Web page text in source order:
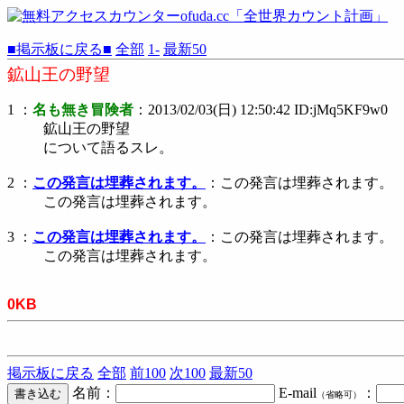
■掲示板に戻る■ 全部 1- 最新50
鉱山王の野望
1 ： 名も無き冒険者 ：2013/02/03(日) 12:50:42 ID:jMq5KF9w0
鉱山王の野望
について語るスレ。
2 ： この発言は埋葬されます。
：この発言は埋葬されます。
この発言は埋葬されます。
3 ： この発言は埋葬されます。
：この発言は埋葬されます。
この発言は埋葬されます。
0KB
掲示板に戻る 全部 前100 次100 最新50
名前：
E-mail （省略可） ：